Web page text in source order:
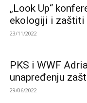
„Look Up“
ekologiji i zaštiti
23/11/2022
PKS i WWF
unapređenju
29/06/2022